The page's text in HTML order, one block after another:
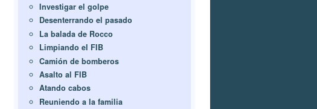
Investigar el golpe
Desenterrando el pasado
La balada de Rocco
Limpiando el FIB
Camión de bomberos
Asalto al FIB
Atando cabos
Reuniendo a la familia